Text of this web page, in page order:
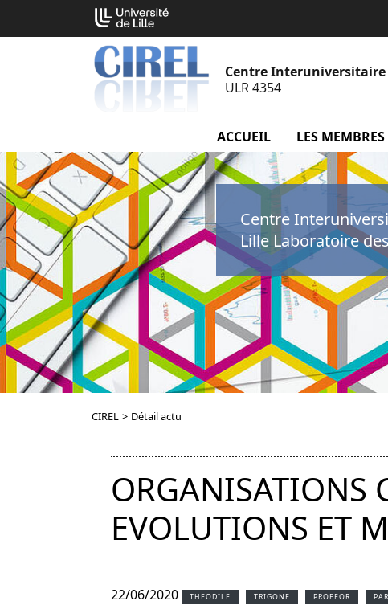
Centre Interuniversitaire
ULR 4354
ACCUEIL LES MEMBRES
Centre
Lille Laboratoire
CIREL > Détail actu
ORGANISATIONS
EVOLUTIONS ET
22/06/2020 THEODILE TRIGONE PROFEOR
Cookies management panel